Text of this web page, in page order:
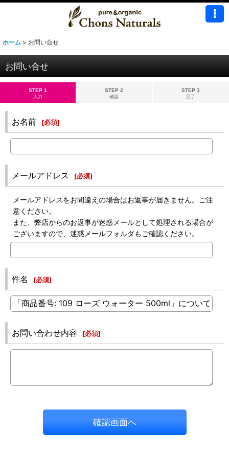
ホーム > お問い合せ
お問い合せ
STEP 1
入力
STEP 2
確認
STEP 3
完了
お名前 [必須]
メールアドレス [必須]
メールアドレスをお間違えの場合はお返事が届きません。ご注
意ください。
また、弊店からのお返事が迷惑メールとして処理される場合が
ございますので、迷惑メールフォルダもご確認ください。
件名 [必須]
お問い合わせ内容 [必須]
確認画面へ